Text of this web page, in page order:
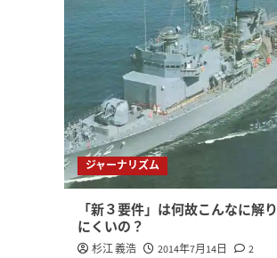
ジャーナリズム
「新３要件」は何故こんなに解り
にくいの？
杉江 義浩 2014年7月14日
2